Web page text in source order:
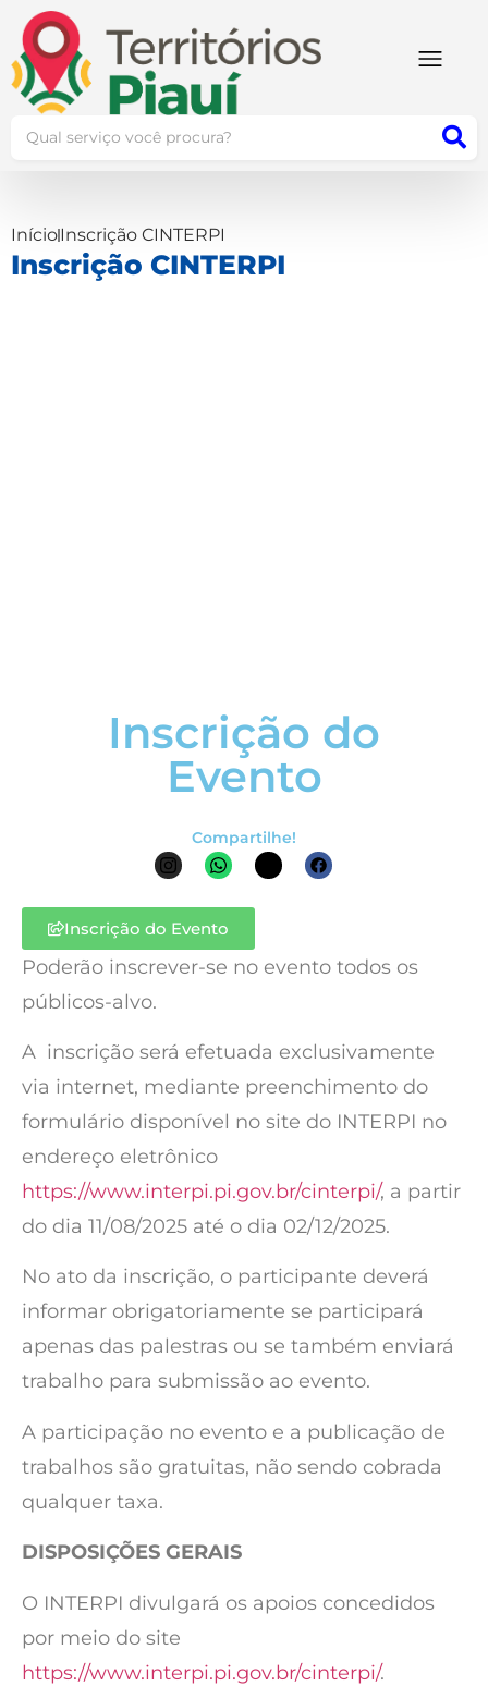
InícioInscrição CINTERPI
Inscrição CINTERPI
Inscrição do
Evento
Compartilhe!
Inscrição do Evento
Poderão inscrever-se no evento todos os
públicos-alvo.
A inscrição será efetuada exclusivamente
via internet, mediante preenchimento do
formulário disponível no site do INTERPI no
endereço eletrônico
https://www.interpi.pi.gov.br/cinterpi/, a partir
do dia 11/08/2025 até o dia 02/12/2025.
No ato da inscrição, o participante deverá
informar obrigatoriamente se participará
apenas das palestras ou se também enviará
trabalho para submissão ao evento.
A participação no evento e a publicação de
trabalhos são gratuitas, não sendo cobrada
qualquer taxa.
DISPOSIÇÕES GERAIS
O INTERPI divulgará os apoios concedidos
por meio do site
https://www.interpi.pi.gov.br/cinterpi/.